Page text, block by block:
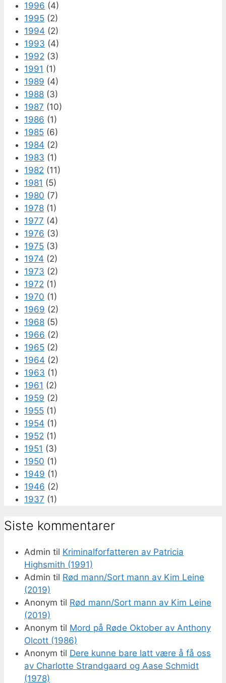
1996 (4)
1995 (2)
1994 (2)
1993 (4)
1992 (3)
1991 (1)
1989 (4)
1988 (3)
1987 (10)
1986 (1)
1985 (6)
1984 (2)
1983 (1)
1982 (11)
1981 (5)
1980 (7)
1978 (1)
1977 (4)
1976 (3)
1975 (3)
1974 (2)
1973 (2)
1972 (1)
1970 (1)
1969 (2)
1968 (5)
1966 (2)
1965 (2)
1964 (2)
1963 (1)
1961 (2)
1959 (2)
1955 (1)
1954 (1)
1952 (1)
1951 (3)
1950 (1)
1949 (1)
1946 (2)
1937 (1)
Siste kommentarer
Admin til Kriminalforfatteren av Patricia
Highsmith (1991)
Admin til Rød mann/Sort mann av Kim Leine
(2019)
Anonym til Rød mann/Sort mann av Kim Leine
(2019)
Anonym til Mord på Røde Oktober av Anthony
Olcott (1986)
Anonym til Dere kunne bare latt være å få oss
av Charlotte Strandgaard og Aase Schmidt
(1978)